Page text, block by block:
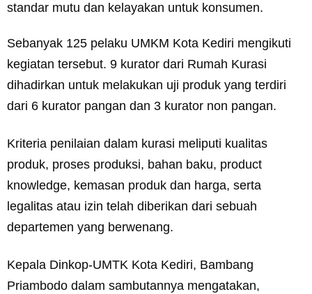
standar mutu dan kelayakan untuk konsumen.
Sebanyak 125 pelaku UMKM Kota Kediri mengikuti
kegiatan tersebut. 9 kurator dari Rumah Kurasi
dihadirkan untuk melakukan uji produk yang terdiri
dari 6 kurator pangan dan 3 kurator non pangan.
Kriteria penilaian dalam kurasi meliputi kualitas
produk, proses produksi, bahan baku, product
knowledge, kemasan produk dan harga, serta
legalitas atau izin telah diberikan dari sebuah
departemen yang berwenang.
Kepala Dinkop-UMTK Kota Kediri, Bambang
Priambodo dalam sambutannya mengatakan,